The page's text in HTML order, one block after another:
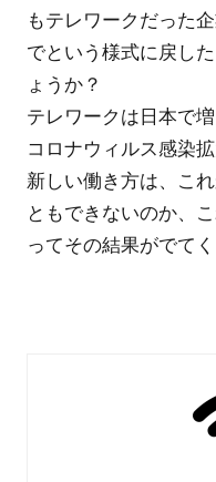
もテレワークだった
でという様式に戻し
ょうか？
テレワークは日本で
コロナウィルス感染
新しい働き方は、こ
ともできないのか、
ってその結果がでて